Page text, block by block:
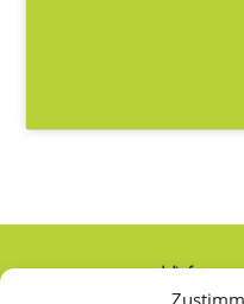
Wir freuen